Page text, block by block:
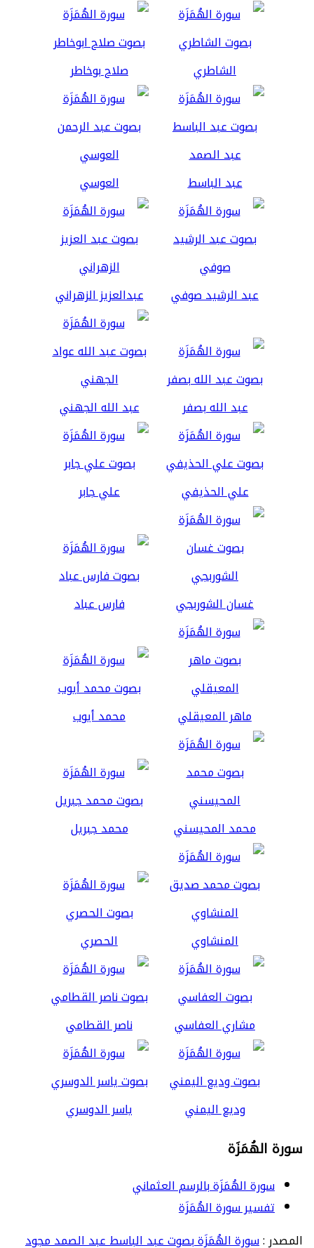
الشاطري صلاح بوخاطر
عبد الباسط العوسي
عبد الرشيد صوفي عبدالعزيز الزهراني
عبد الله بصفر عبد الله الجهني
علي الحذيفي علي جابر
غسان الشوربجي فارس عباد
ماهر المعيقلي محمد أيوب
محمد المحيسني محمد جبريل
المنشاوي الحصري
مشاري العفاسي ناصر القطامي
وديع اليمني ياسر الدوسري
سورة الهُمَزَة
سورة الهُمَزَة بالرسم العثماني
تفسير سورة الهُمَزَة
المصدر :سورة الهُمَزَة بصوت عبد الباسط عبد الصمد مجود